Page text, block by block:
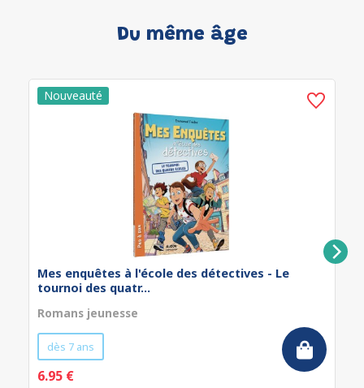
Du même âge
Mes enquêtes à l'école des détectives - Le
tournoi des quatr...
Romans jeunesse
dès 7 ans
6.95 €